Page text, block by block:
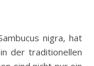
der traditionellen